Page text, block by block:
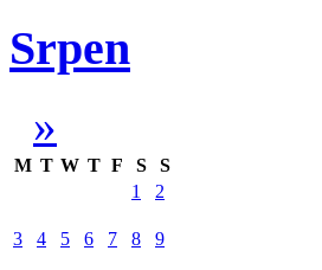
Srpen
»
M T W T F S
S
1
2
3 4 5 6 7 8 9